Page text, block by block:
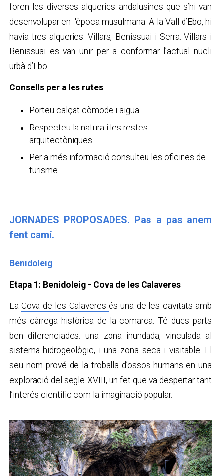
foren les diverses alqueries andalusines que s’hi van
desenvolupar en l'època musulmana. A la Vall d’Ebo, hi
havia tres alqueries: Villars, Benissuai i Serra. Villars i
Benissuai es van unir per a conformar l’actual nucli
urbà d’Ebo.
Consells per a les rutes
Porteu calçat còmode i aigua.
Respecteu la natura i les restes
arquitectòniques.
Per a més informació consulteu les oficines de
turisme.
JORNADES PROPOSADES. Pas a pas anem
fent camí.
Benidoleig
Etapa 1: Benidoleig - Cova de les Calaveres
LaCova de les Calaveres és una de les cavitats amb
més càrrega històrica de la comarca. Té dues parts
ben diferenciades: una zona inundada, vinculada al
sistema hidrogeològic, i una zona seca i visitable. El
seu nom prové de la troballa d’ossos humans en una
exploració del segle XVIII, un fet que va despertar tant
l’interés científic com la imaginació popular.